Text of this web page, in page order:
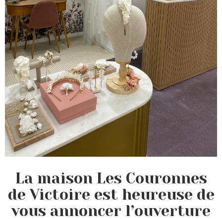
La maison Les Couronnes
de Victoire est heureuse de
vous annoncer l’ouverture